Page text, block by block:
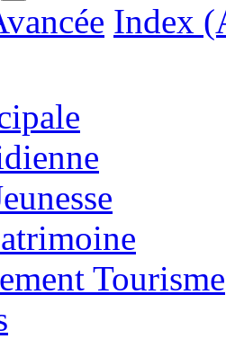
Index
Tourisme